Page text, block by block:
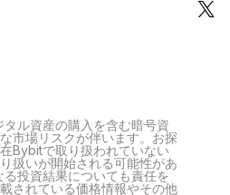
ル資産の購入を含む暗号資
市場リスクが伴います。お探
Bybitで取り扱われていない
扱いが開始される可能性があ
投資結果についても責任を
されている価格情報やその他